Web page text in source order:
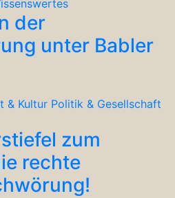
der
unter Babler
& Kultur Politik & Gesellschaft
zum
rechte